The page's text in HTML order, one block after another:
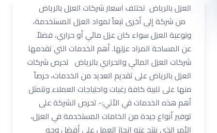
العزل بالرياض تختلف أسعار شركات العزل بالرياض
من شركة إلى أخرى تبعاً لمواد العزل المستخدمة،
ونوعية العزل سواء كان عزل مائي أو حراري، فضلاً
عن المساحة المراد عزلها. أهم الخدمات التي تقدمها
شركات العزل المائي والحراري بالرياض تحرص شركات
العزل بالرياض على تقديم العديد من الخدمات، حرصاً
منها على تلبية كافة رغبات واحتياجات العملاء وتتمثل
أهم هذه الخدمات في الأتي:- تحرص الشركة على
توفير أنواع جيدة من الخامات المستخدمة في العزل،
الأمر الذي ينتج عنه إنجاز العمل على أفضل وجه